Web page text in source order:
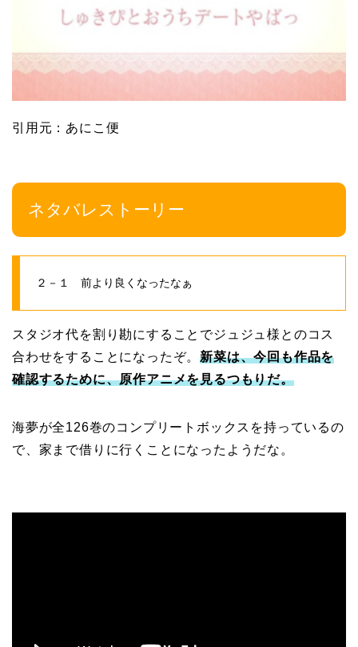
引用元：あにこ便
ネタバレストーリー
２－１ 前より良くなったなぁ
スタジオ代を割り勘にすることでジュジュ様とのコス
合わせをすることになったぞ。新菜は、今回も作品を
確認するために、原作アニメを見るつもりだ。
海夢が全126巻のコンプリートボックスを持っているの
で、家まで借りに行くことになったようだな。